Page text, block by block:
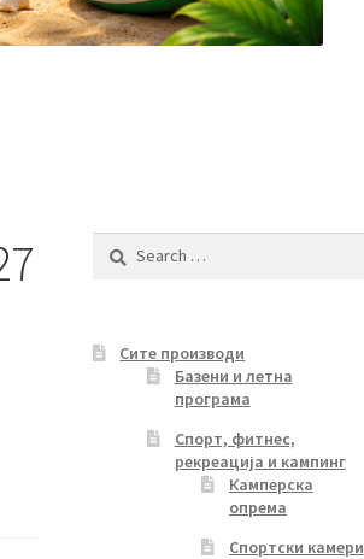
Search
Сите производи
Базени и летна
програма
Спорт, фитнес,
рекреација и кампинг
Камперска
опрема
Спортски камери